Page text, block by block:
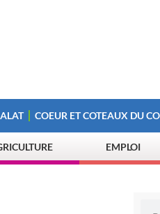
COEUR ET COTEAUX DU
EMPLOI